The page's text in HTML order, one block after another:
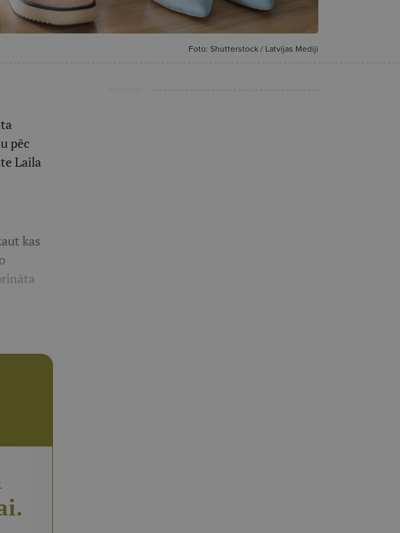
Foto: Shutterstock / Latvijas Mediji
pēc
Laila
kas